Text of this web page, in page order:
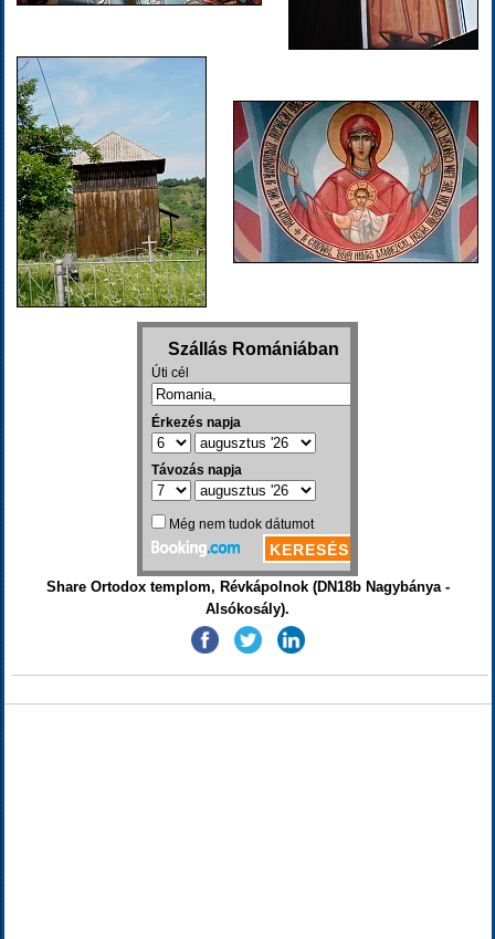
Share Ortodox templom, Révkápolnok (DN18b Nagybánya -
Alsókosály).